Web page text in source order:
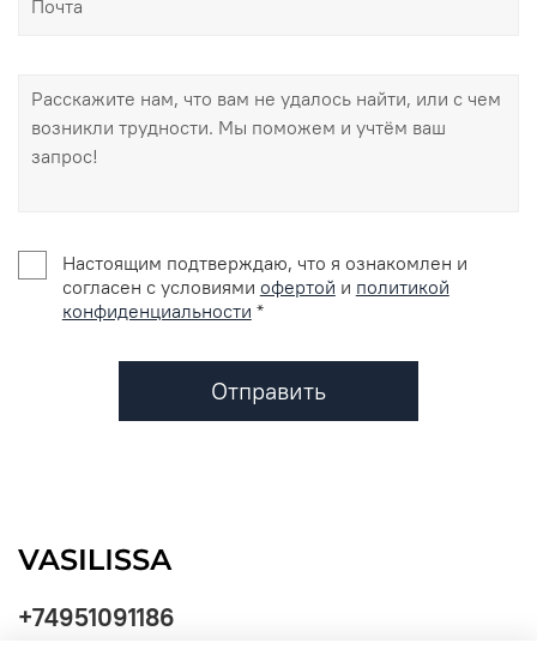
Настоящим подтверждаю, что я ознакомлен и
согласен с условиями офертой и политикой
конфиденциальности *
Отправить
+74951091186